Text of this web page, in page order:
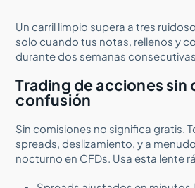
Un carril limpio supera a tres
solo cuando tus notas, rellenos y
durante dos semanas
Trading de acciones sin
confusión
Sin comisiones no significa gratis.
spreads, deslizamiento, y a
nocturno en CFDs. Usa esta lente